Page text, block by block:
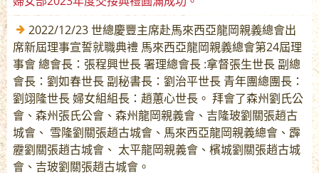
2022/12/23 世總慶豐主席赴馬來西亞龍岡親義總會出
席新屆理事宣誓就職典禮 馬來西亞龍岡親義總會第24屆理
事會 總會長：張程興世長 署理總會長 :拿督張生世長 副總
會長：劉如春世長 副秘書長：劉治平世長 青年團總團長：
劉翊隆世長 婦女組組長：趙蕙心世長。 拜會了森州劉氏公
會、森州張氏公會、森州龍岡親義會、吉隆玻劉關張趙古
城會、 雪隆劉關張趙古城會、馬來西亞龍岡親義總會、霹
靂劉關張趙古城會、 太平龍岡親義會、檳城劉關張趙古城
會、吉玻劉關張趙古城會。